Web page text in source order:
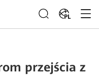
PL
przejścia z